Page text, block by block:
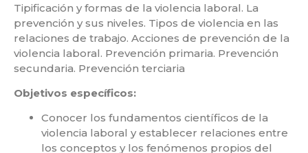
Tipificación y formas de la violencia laboral. La
prevención y sus niveles. Tipos de violencia en las
relaciones de trabajo. Acciones de prevención de la
violencia laboral. Prevención primaria. Prevención
secundaria. Prevención terciaria
Objetivos específicos:
Conocer los fundamentos científicos de la
violencia laboral y establecer relaciones entre
los conceptos y los fenómenos propios del